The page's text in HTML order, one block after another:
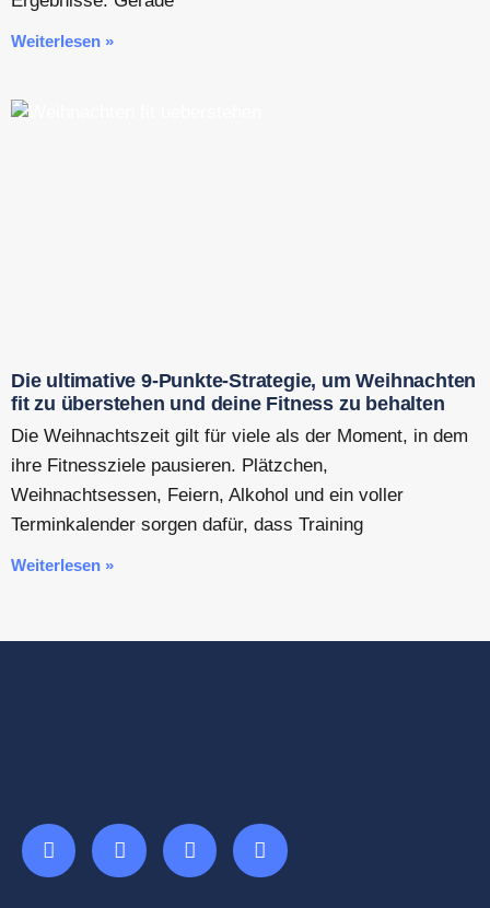
Weiterlesen »
Die ultimative 9-Punkte-Strategie, um Weihnachten
fit zu überstehen und deine Fitness zu behalten
Die Weihnachtszeit gilt für viele als der Moment, in dem
ihre Fitnessziele pausieren. Plätzchen,
Weihnachtsessen, Feiern, Alkohol und ein voller
Terminkalender sorgen dafür, dass Training
Weiterlesen »